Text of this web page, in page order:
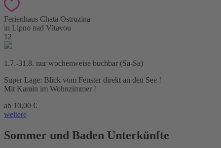
Ferienhaus Chata Ostruzina
in Lipno nad Vltavou
12
1.7.-31.8. nur wochenweise buchbar (Sa-Sa)
Super Lage: Blick vom Fenster direkt an den See !
Mit Kamin im Wohnzimmer !
ab 10,00 €
weitere
Sommer und Baden Unterkünfte